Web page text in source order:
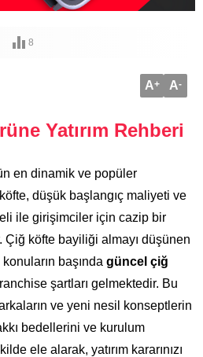
8
A+ A-
Yatırım Rehberi
en dinamik ve popüler
düşük başlangıç maliyeti ve
ile girişimciler için cazip bir
Çiğ köfte bayiliği almayı düşünen
başında güncel çiğ
şartları gelmektedir. Bu
ve yeni nesil konseptlerin
bedellerini ve kurulum
ele alarak, yatırım kararınızı